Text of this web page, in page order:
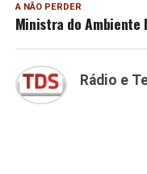
A NÃO PERDER
Ministra do Ambiente
Rádio e